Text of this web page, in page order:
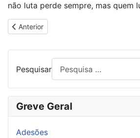
não luta perde sempre, mas quem
Artigo anterior: CONTRA O
Anterior
Pesquisar
Greve Geral
Adesões